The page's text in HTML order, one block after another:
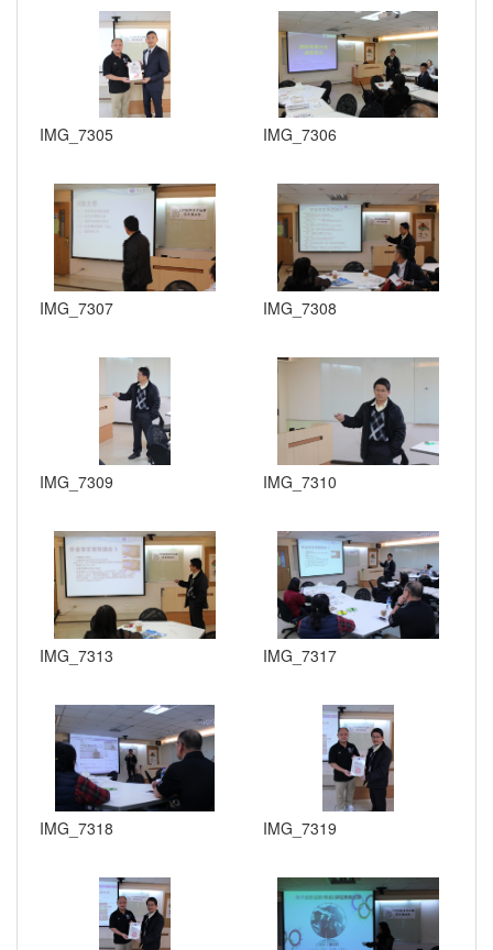
IMG_7305 IMG_7306
IMG_7307 IMG_7308
IMG_7309 IMG_7310
IMG_7313 IMG_7317
IMG_7318 IMG_7319